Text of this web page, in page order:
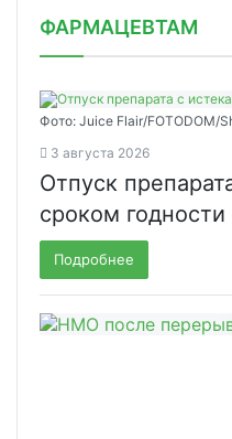
ФАРМАЦЕВТАМ
Фото: Juice Flair/FOTODOM/
3 августа 2026
Отпуск
сроком годности
Подробнее